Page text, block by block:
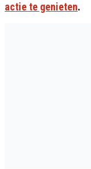
actie te genieten.